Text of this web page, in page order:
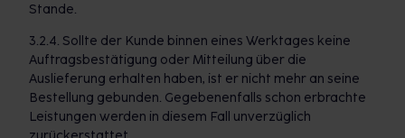
Stande.
3.2.4. Sollte der Kunde binnen eines Werktages keine
Auftragsbestätigung oder Mitteilung über die
Auslieferung erhalten haben, ist er nicht mehr an seine
Bestellung gebunden. Gegebenenfalls schon erbrachte
Leistungen werden in diesem Fall unverzüglich